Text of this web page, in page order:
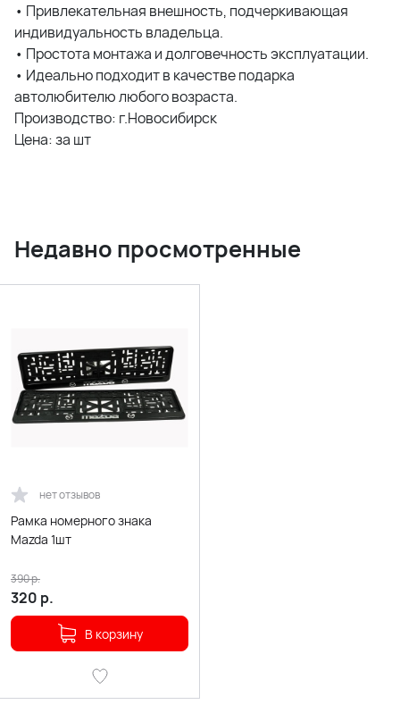
• Привлекательная внешность, подчеркивающая
индивидуальность владельца.
• Простота монтажа и долговечность эксплуатации.
• Идеально подходит в качестве подарка
автолюбителю любого возраста.
Производство: г.Новосибирск
Цена: за шт
Недавно просмотренные
нет отзывов
Рамка номерного знака
Mazda 1шт
320 р.
390р.
В корзину